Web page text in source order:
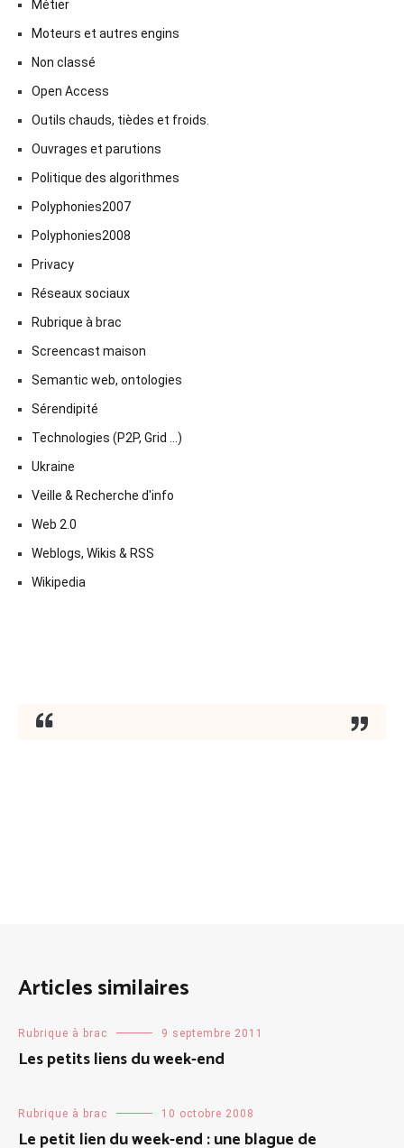
Métier
Moteurs et autres engins
Non classé
Open Access
Outils chauds, tièdes et froids.
Ouvrages et parutions
Politique des algorithmes
Polyphonies2007
Polyphonies2008
Privacy
Réseaux sociaux
Rubrique à brac
Screencast maison
Semantic web, ontologies
Sérendipité
Technologies (P2P, Grid …)
Ukraine
Veille & Recherche d'info
Web 2.0
Weblogs, Wikis & RSS
Wikipedia
Articles similaires
Rubrique à brac 9 septembre 2011
Les petits liens du week-end
Rubrique à brac 10 octobre 2008
Le petit lien du week-end : une blague de